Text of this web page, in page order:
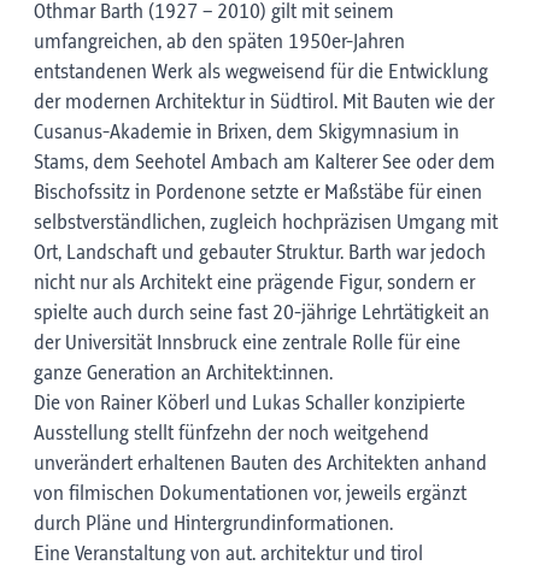
Othmar Barth (1927 – 2010) gilt mit seinem
umfangreichen, ab den späten 1950er-Jahren
entstandenen Werk als wegweisend für die Entwicklung
der modernen Architektur in Südtirol. Mit Bauten wie der
Cusanus-Akademie in Brixen, dem Skigymnasium in
Stams, dem Seehotel Ambach am Kalterer See oder dem
Bischofssitz in Pordenone setzte er Maßstäbe für einen
selbstverständlichen, zugleich hochpräzisen Umgang mit
Ort, Landschaft und gebauter Struktur. Barth war jedoch
nicht nur als Architekt eine prägende Figur, sondern er
spielte auch durch seine fast 20-jährige Lehrtätigkeit an
der Universität Innsbruck eine zentrale Rolle für eine
ganze Generation an Architekt:innen.
Die von Rainer Köberl und Lukas Schaller konzipierte
Ausstellung stellt fünfzehn der noch weitgehend
unverändert erhaltenen Bauten des Architekten anhand
von filmischen Dokumentationen vor, jeweils ergänzt
durch Pläne und Hintergrundinformationen.
Eine Veranstaltung von aut. architektur und tirol